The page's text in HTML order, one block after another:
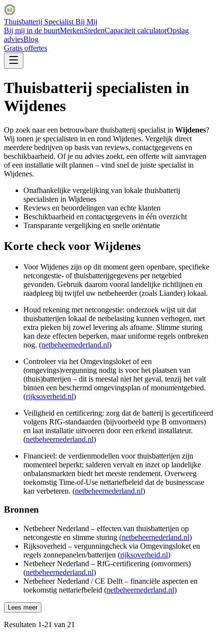
Thuisbatterij Specialist Bij Mij
Bij mij in de buurtMerkenStedenCapaciteit calculatorOpslag
adviesBlog
Gratis offertes
Thuisbatterij specialisten in
Wijdenes
Op zoek naar een betrouwbare thuisbatterij specialist in Wijdenes?
Wij tonen je specialisten in en rond Wijdenes. Vergelijk direct
meerdere bedrijven op basis van reviews, contactgegevens en
beschikbaarheid. Of je nu advies zoekt, een offerte wilt aanvragen
of een installatie wilt plannen – vind snel de juiste specialist in
Wijdenes.
Onafhankelijke vergelijking van lokale thuisbatterij
specialisten in Wijdenes
Reviews en beoordelingen van echte klanten
Beschikbaarheid en contactgegevens in één overzicht
Transparante vergelijking en snelle oriëntatie
Korte check voor Wijdenes
Voor Wijdenes zijn op dit moment geen openbare, specifieke
netcongestie- of thuisbatterijgegevens per netgebied
gevonden. Gebruik daarom vooral landelijke richtlijnen en
raadpleeg bij twijfel uw netbeheerder (zoals Liander) lokaal.
Houd rekening met netcongestie: onderzoek wijst uit dat
thuisbatterijen lokaal de netbelasting kunnen verhogen, met
extra pieken bij zowel levering als afname. Slimme sturing
kan deze effecten beperken, maar uniforme regels ontbreken
nog. (netbeheernederland.nl)
Controleer via het Omgevingsloket of een
(omgevings)vergunning nodig is voor het plaatsen van
(thuis)batterijen – dit is meestal niet het geval, tenzij het valt
binnen een beschermd omgevingsplan of monumentgebied.
(rijksoverheid.nl)
Veiligheid en certificering: zorg dat de batterij is gecertificeerd
volgens RfG-standaarden (bijvoorbeeld type B omvormers)
en laat installatie uitvoeren door een erkend installateur.
(netbeheernederland.nl)
Financieel: de verdienmodellen voor thuisbatterijen zijn
momenteel beperkt; salderen vervalt en inzet op landelijke
onbalansmarkten biedt het meeste rendement. Overweeg
toekomstig Time-of-Use nettariefbeleid dat de businesscase
kan verbeteren. (netbeheernederland.nl)
Bronnen
Netbeheer Nederland – effecten van thuisbatterijen op
netcongestie en slimme sturing (netbeheernederland.nl)
Rijksoverheid – vergunningcheck via Omgevingsloket en
regels zonnepanelen/batterijen (rijksoverheid.nl)
Netbeheer Nederland – RfG-certificering (omvormers)
(netbeheernederland.nl)
Netbeheer Nederland / CE Delft – financiële aspecten en
toekomstig nettariefbeleid (netbeheernederland.nl)
Lees meer
Resultaten 1-21 van 21